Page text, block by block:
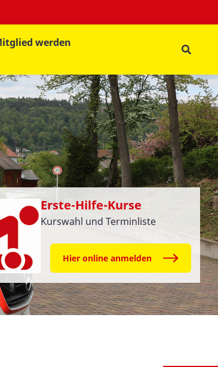
werden
Erste-Hilfe-Kurse
Kurswahl und Terminliste
Hier online anmelden